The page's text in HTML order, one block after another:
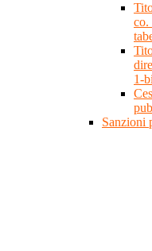
co.
1-
Sanzioni